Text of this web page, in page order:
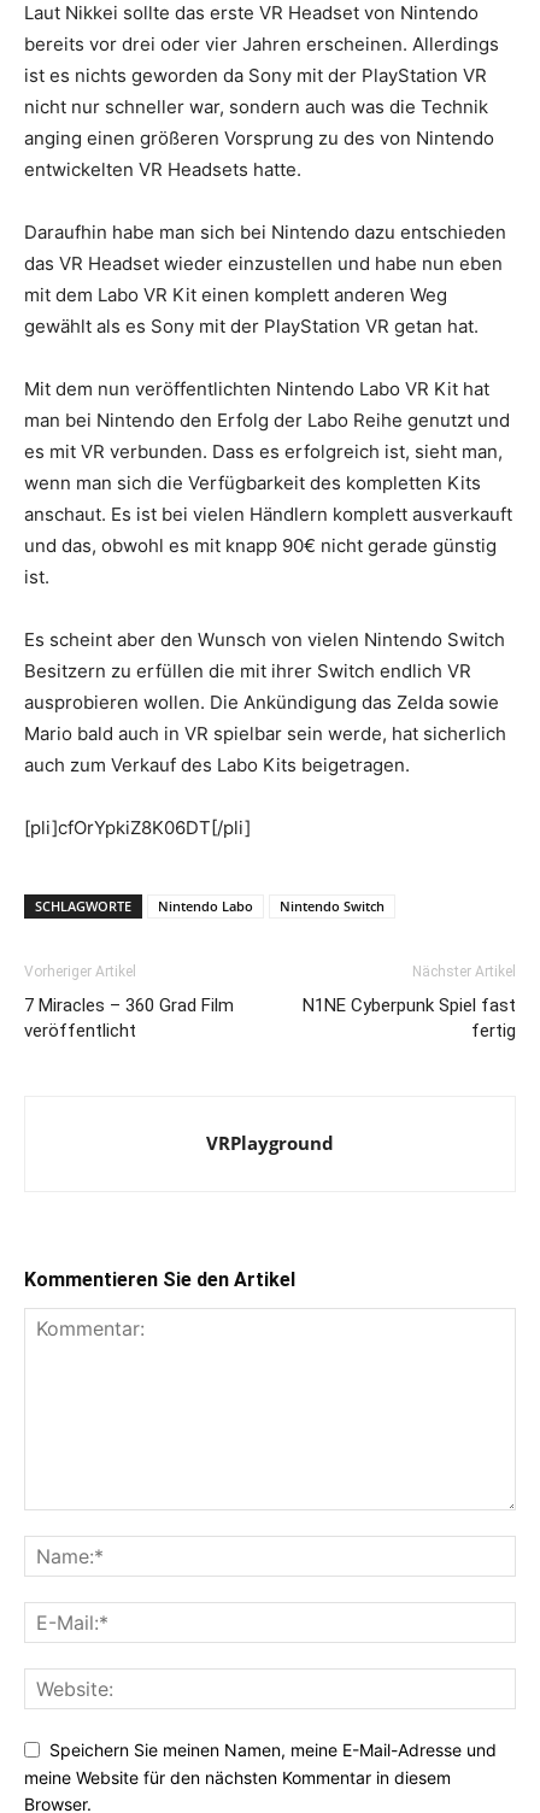
Laut Nikkei sollte das erste VR Headset von Nintendo
bereits vor drei oder vier Jahren erscheinen. Allerdings
ist es nichts geworden da Sony mit der PlayStation VR
nicht nur schneller war, sondern auch was die Technik
anging einen größeren Vorsprung zu des von Nintendo
entwickelten VR Headsets hatte.
Daraufhin habe man sich bei Nintendo dazu entschieden
das VR Headset wieder einzustellen und habe nun eben
mit dem Labo VR Kit einen komplett anderen Weg
gewählt als es Sony mit der PlayStation VR getan hat.
Mit dem nun veröffentlichten Nintendo Labo VR Kit hat
man bei Nintendo den Erfolg der Labo Reihe genutzt und
es mit VR verbunden. Dass es erfolgreich ist, sieht man,
wenn man sich die Verfügbarkeit des kompletten Kits
anschaut. Es ist bei vielen Händlern komplett ausverkauft
und das, obwohl es mit knapp 90€ nicht gerade günstig
ist.
Es scheint aber den Wunsch von vielen Nintendo Switch
Besitzern zu erfüllen die mit ihrer Switch endlich VR
ausprobieren wollen. Die Ankündigung das Zelda sowie
Mario bald auch in VR spielbar sein werde, hat sicherlich
auch zum Verkauf des Labo Kits beigetragen.
[pli]cfOrYpkiZ8K06DT[/pli]
SCHLAGWORTE Nintendo Labo Nintendo Switch
Vorheriger Artikel
7 Miracles – 360 Grad Film
veröffentlicht
Nächster Artikel
N1NE Cyberpunk Spiel fast
fertig
VRPlayground
Kommentieren Sie den Artikel
Speichern Sie meinen Namen, meine E-Mail-Adresse und
meine Website für den nächsten Kommentar in diesem
Browser.